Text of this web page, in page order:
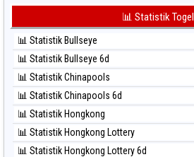
⚽ Bola Merah Taiwan
⚽ Bola Hitam Kuda Lari
⚽ Bola Hitam Magnum Cambodia
⚽ Bola Hitam Nagoya
⚽ Bola Hitam North Carolina Day
⚽ Bola Hitam Pcso
⚽ Bola Hitam Sao Paulo
⚽ Bola Hitam Singapore
📊 Statistik Togel
📊 Statistik Bullseye
📊 Statistik Bullseye 6d
📊 Statistik Chinapools
📊 Statistik Chinapools 6d
📊 Statistik Hongkong
📊 Statistik Hongkong Lottery
📊 Statistik Hongkong Lottery 6d